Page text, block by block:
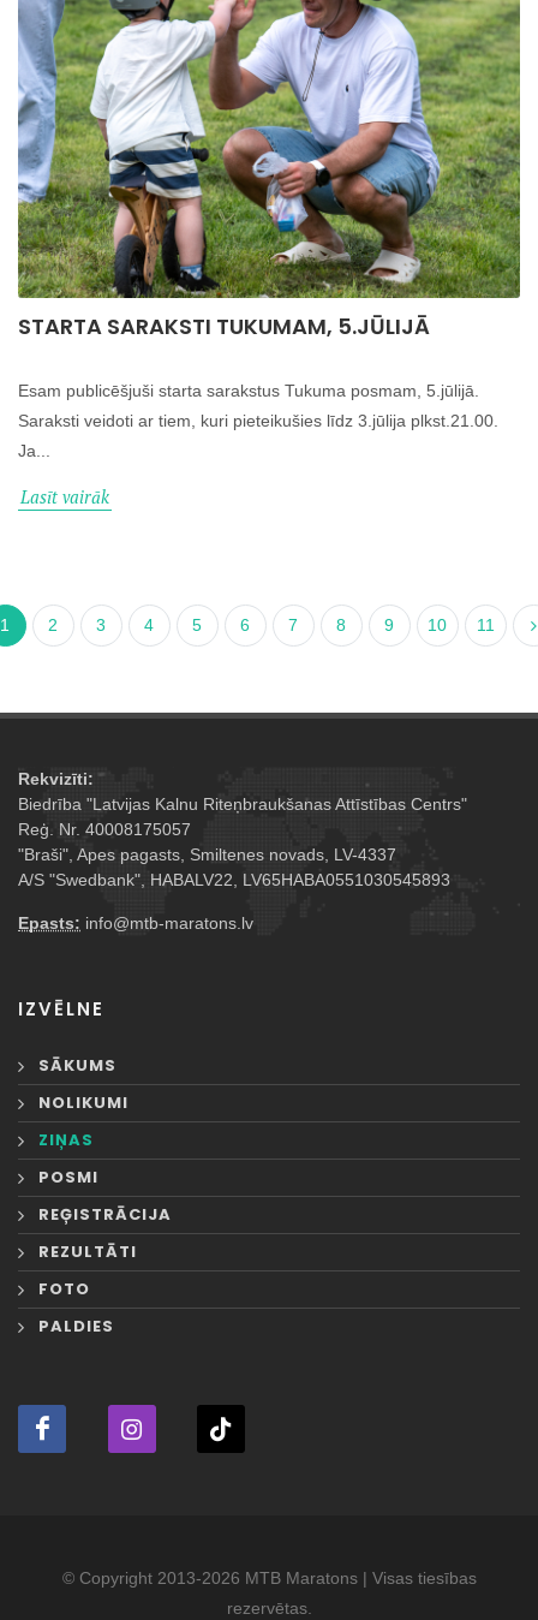
STARTA SARAKSTI TUKUMAM, 5.JŪLIJĀ
Esam publicēšjuši starta sarakstus Tukuma posmam, 5.jūlijā.
Saraksti veidoti ar tiem, kuri pieteikušies līdz 3.jūlija plkst.21.00.
Ja...
Lasīt vairāk
1 2 3 4 5 6 7 8 9 10 11
Rekvizīti:
Biedrība "Latvijas Kalnu Riteņbraukšanas Attīstības Centrs"
Reģ. Nr. 40008175057
"Braši", Apes pagasts, Smiltenes novads, LV-4337
A/S "Swedbank", HABALV22, LV65HABA0551030545893
Epasts: info@mtb-maratons.lv
IZVĒLNE
SĀKUMS
NOLIKUMI
ZIŅAS
POSMI
REĢISTRĀCIJA
REZULTĀTI
FOTO
PALDIES
© Copyright 2013-2026 MTB Maratons | Visas tiesības
rezervētas.